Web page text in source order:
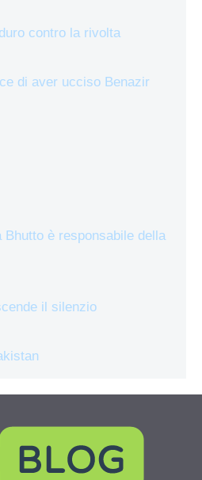
contro la rivolta
di aver ucciso Benazir
Bhutto è responsabile della
il silenzio